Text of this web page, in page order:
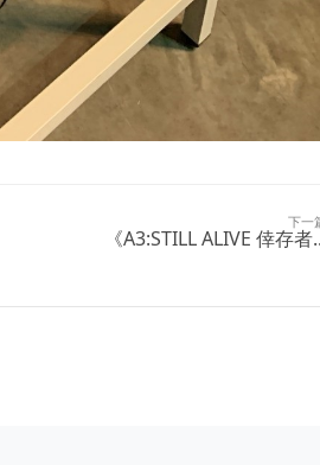
下一
《A3:STILL ALIVE 倖存者